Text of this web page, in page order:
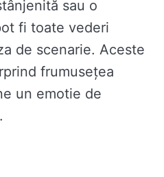
sau o
fi toate vederi
de scenarie. Aceste
frumusețea
un emotie de